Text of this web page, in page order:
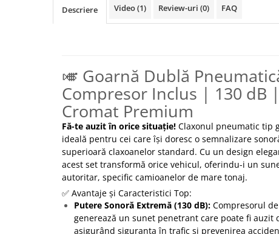
Tunuri de caldura si aeroteme
Descriere Video(1) Review-uri (0) FAQ
🎺 Goarnă Dublă
Compresor Inclus | 130 dB
Cromat Premium
Fă-te auzit în orice situație! Claxonul pneumatic tip
ideală pentru cei care își doresc o semnalizare
superioară claxoanelor standard. Cu un design
acest set transformă orice vehicul, oferindu-i un
autoritar, specific camioanelor de mare tonaj.
✅ Avantaje și Caracteristici Top:
Putere Sonoră Extremă (130 dB): Compresorul
generează un sunet penetrant care poate fi auzit
asigurând siguranța în trafic și prevenirea